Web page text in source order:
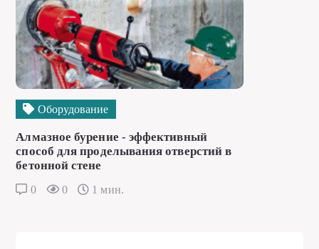
Оборудование
Алмазное бурение - эффективный
способ для проделывания отверстий в
бетонной стене
0 0 1 мин.